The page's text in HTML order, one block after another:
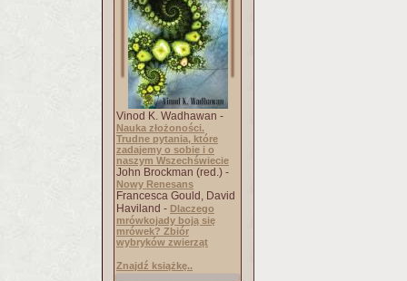
Vinod K. Wadhawan -
Nauka złożoności.
Trudne pytania, które
zadajemy o sobie i o
naszym Wszechświecie
John Brockman (red.) -
Nowy Renesans
Francesca Gould, David
Haviland - Dlaczego
mrówkojady boją się
mrówek? Zbiór
wybryków zwierząt
Znajdź książkę..